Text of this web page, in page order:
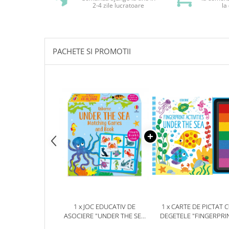
2-4 zile lucratoare
la
PACHETE SI PROMOTII
1 x JOC EDUCATIV DE
ASOCIERE "UNDER THE SEA
1 x CARTE DE PICTAT
DEGETELE
ACTIVITIES UNDER THE